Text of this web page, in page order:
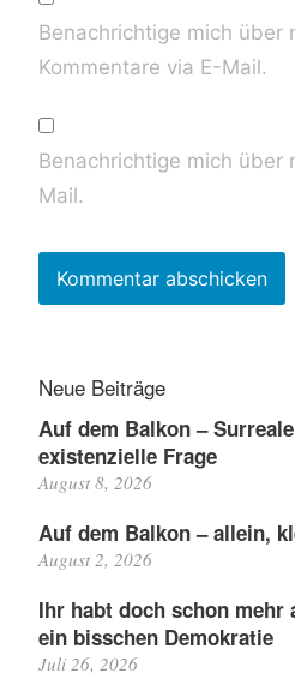
Benachrichtige mich über
Kommentare via E-Mail.
Benachrichtige mich über
Mail.
Neue Beiträge
Auf dem Balkon –
existenzielle Frage
August 8, 2026
Auf dem Balkon – allein,
August 2, 2026
Ihr habt doch schon mehr
ein bisschen Demokratie
Juli 26, 2026